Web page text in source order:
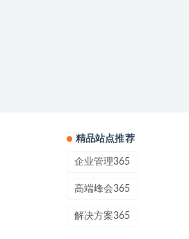
精品站点推荐
企业管理365
高端峰会365
解决方案365